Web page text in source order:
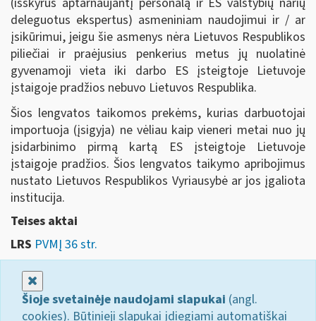
deleguotus ekspertus) asmeniniam naudojimui ir / ar
įsikūrimui, jeigu šie asmenys nėra Lietuvos Respublikos
piliečiai ir praėjusius penkerius metus jų nuolatinė
gyvenamoji vieta iki darbo ES įsteigtoje Lietuvoje
įstaigoje pradžios nebuvo Lietuvos Respublika.
Šios lengvatos taikomos prekėms, kurias darbuotojai
importuoja (įsigyja) ne vėliau kaip vieneri metai nuo jų
įsidarbinimo pirmą kartą ES įsteigtoje Lietuvoje
įstaigoje pradžios. Šios lengvatos taikymo apribojimus
nustato Lietuvos Respublikos Vyriausybė ar jos įgaliota
institucija.
Teises aktai
LRS PVMĮ 36 str.
Šioje svetainėje naudojami slapukai (angl.
cookies). Būtinieji slapukai įdiegiami automatiškai